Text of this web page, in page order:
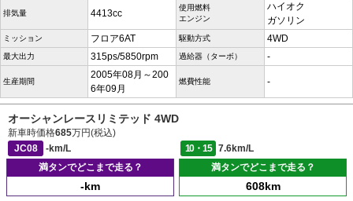
排気量 4413cc
使用燃料
エンジン
ハイオク
ガソリン
ミッション フロア6AT 駆動方式 4WD
最大出力 315ps/5850rpm 過給器（ターボ） -
生産期間
2005年08月～200
6年09月
燃費性能 -
オーシャンレースリミテッド 4WD
新車時価格685万円(税込)
JC08
-km/L 10・15
7.6km/L
満タンでどこまで走る？
-km
満タンでどこまで走る？
608km